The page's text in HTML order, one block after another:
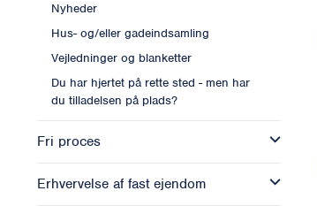
Nyheder
Hus- og/eller gadeindsamling
Vejledninger og blanketter
Du har hjertet på rette sted - men har
du tilladelsen på plads?
Fri proces
Erhvervelse af fast ejendom